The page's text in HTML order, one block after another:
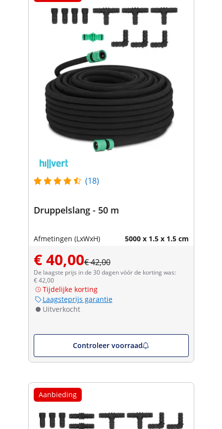
(18)
Druppelslang - 50 m
Afmetingen (LxWxH) 5000 x 1.5 x 1.5 cm
€ 40,00€ 42,00
De laagste prijs in de 30 dagen vóór de korting was:
€ 42,00
Tijdelijke korting
Laagsteprijs garantie
Uitverkocht
Controleer voorraad
Aanbieding